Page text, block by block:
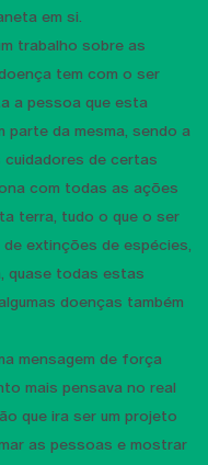
em si.
trabalho sobre as
tem com o ser
a pessoa que esta
parte da mesma, sendo a
cuidadores de certas
com todas as ações
terra, tudo o que o ser
extinções de espécies,
quase todas estas
doenças também
mensagem de força
mais pensava no real
que ira ser um projeto
as pessoas e mostrar